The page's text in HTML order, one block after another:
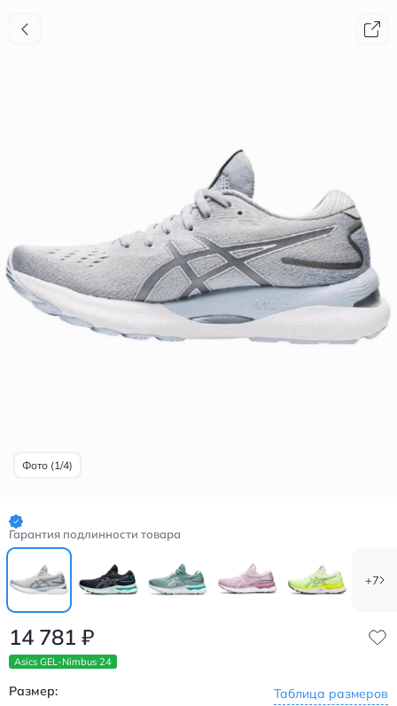
Фото (1/4)
Гарантия подлинности товара
+7
14 781 ₽
Asics GEL-Nimbus 24
Размер: Таблица размеров